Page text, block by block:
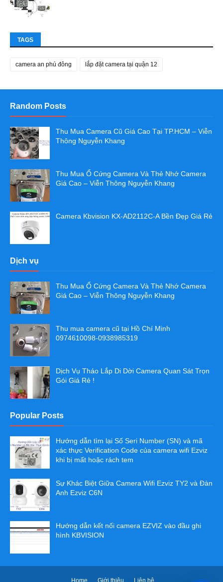
TAGS
camera an phú đông lắp đặt camera tại quận 12
Random Posts
Thu Mua Camera Cũ Giá Cao Tại TP.HCM – Viễn
Thông Nguyễn Khang
Thu Mua Ổ Cứng Camera Và Thẻ Nhớ Camera
Giá Cao – Viễn Thông Nguyễn Khang
Camera Kbvision KX-AD2112C-A Bền Đẹp Giá Rẻ
Dịch vụ
Thu Mua Ổ Cứng Camera Và Thẻ Nhớ Camera
Giá Cao – Viễn Thông Nguyễn Khang
Thu mua camera cũ tại Hồ Chí Minh
0974610098-0938985319
Dịch Vụ Tháo Lắp Di Dời Camera Quan Sát Trọn
Gói Giá Rẻ !
Popular Posts
Hướng dẫn tìm lại Số Seri Number (SN) và mã
xác thực Verification Code của camera wifi Ezviz
khi bị mất hoặc rách tem
Sự Khác Biệt Giữa Camera Wifi Ezviz TY2 và Đàn
Anh Ezviz C6N
Hướng dẫn kết nối camera EZVIZ vào đầu ghi
hình KBVISION
Home Giới thiệu Liên hệ